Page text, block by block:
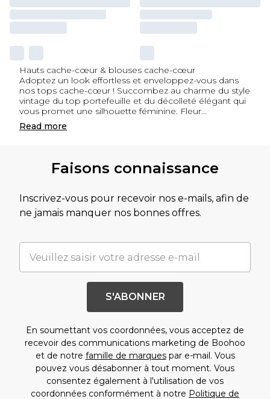
Hauts cache-cœur & blouses cache-cœur
Adoptez un look effortless et enveloppez-vous dans
nos tops cache-cœur ! Succombez au charme du style
vintage du top portefeuille et du décolleté élégant qui
vous promet une silhouette féminine. Fleur...
Read more
Faisons connaissance
Inscrivez-vous pour recevoir nos e-mails, afin de
ne jamais manquer nos bonnes offres.
S'ABONNER
En soumettant vos coordonnées, vous acceptez de
recevoir des communications marketing de Boohoo
et de notre famille de marquespar e-mail. Vous
pouvez vous désabonner à tout moment. Vous
consentez également à l'utilisation de vos
coordonnées conformément à notre Politique de